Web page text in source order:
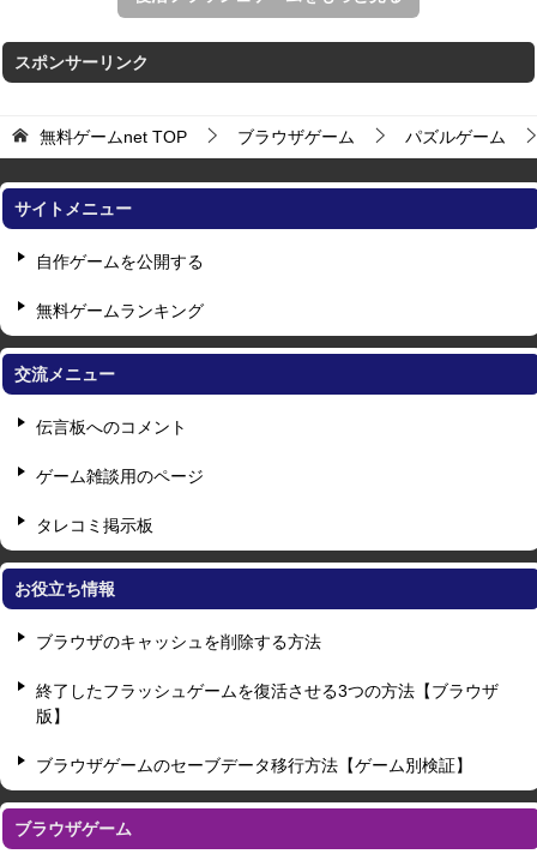
スポンサーリンク
無料ゲームnet TOP ブラウザゲーム パズルゲーム
サイトメニュー
自作ゲームを公開する
無料ゲームランキング
交流メニュー
伝言板へのコメント
ゲーム雑談用のページ
タレコミ掲示板
お役立ち情報
ブラウザのキャッシュを削除する方法
終了したフラッシュゲームを復活させる3つの方法【ブラウザ
版】
ブラウザゲームのセーブデータ移行方法【ゲーム別検証】
ブラウザゲーム